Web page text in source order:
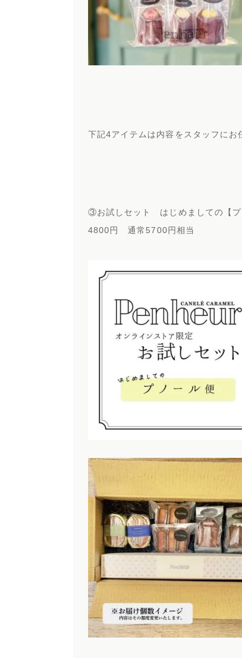
下記4アイテムは内容をスタッフにお
③お試しセット はじめましての【プ
4800円 通常5700円相当